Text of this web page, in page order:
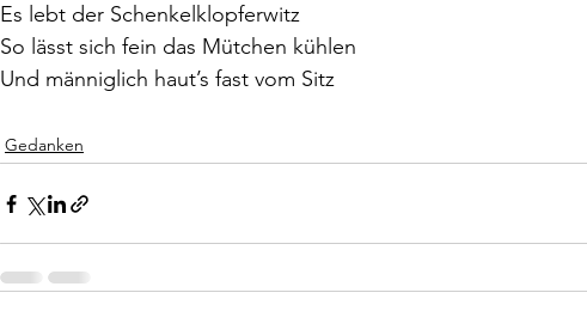
Es lebt der Schenkelklopferwitz
So lässt sich fein das Mütchen kühlen
Und männiglich haut’s fast vom Sitz
Gedanken